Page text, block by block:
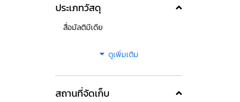
ประเภทวัสดุ
สื่อมัลติมีเดีย
ดูเพิ่มเติม
สถานที่จัดเก็บ